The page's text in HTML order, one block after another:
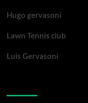
Hugo gervasoni
Lawn Tennis club
Luis Gervasoni